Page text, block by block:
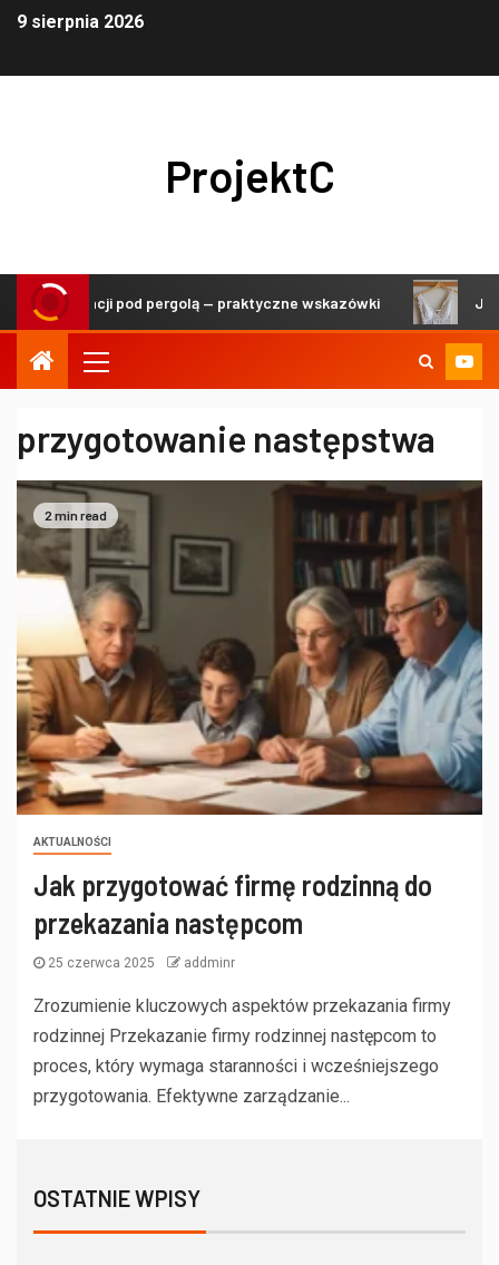
9 sierpnia 2026
ProjektC
i dekoracji pod pergolą — praktyczne wskazówki Jak
przygotowanie następstwa
2 min read
AKTUALNOŚCI
Jak przygotować firmę rodzinną do
przekazania następcom
25 czerwca 2025 addminr
Zrozumienie kluczowych aspektów przekazania firmy
rodzinnej Przekazanie firmy rodzinnej następcom to
proces, który wymaga staranności i wcześniejszego
przygotowania. Efektywne zarządzanie...
OSTATNIE WPISY